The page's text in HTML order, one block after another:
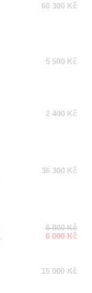
60 300 Kč
5 500 Kč
2 400 Kč
36 300 Kč
6 800 Kč
6 000 Kč
15 000 Kč